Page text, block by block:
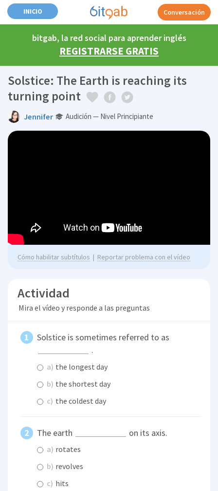
INICIO Conversación
bitgab, la red social para aprender inglés
REGISTRARSE GRATIS
Solstice: The Earth is reaching its
turning point
Jennifer Audición — Nivel Principiante
Cómo habilitar subtítulos | Reportar problema con el vídeo
Actividad
Mira el vídeo y responde a las preguntas
Solstice is sometimes referred to as
.
a) the longest day
b) the shortest day
c) the coldest day
The earth on its axis.
a) rotates
b) revolves
c) hits